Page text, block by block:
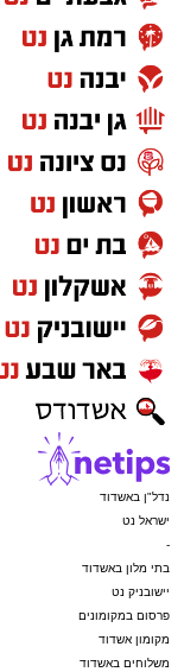
נדל"ן באשדוד
ישראל נט
-
בתי מלון באשדוד
יישובניק נט
פרסום במקומונים
מקומון אשדוד
משלוחים באשדוד